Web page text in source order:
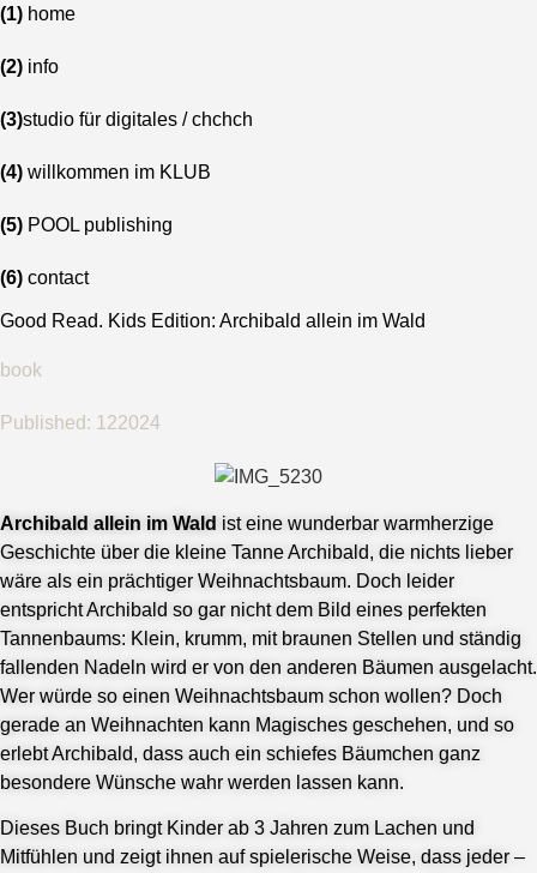
Skip
content
(1) home
(2) info
(3)studio für digitales / chchch
(4) willkommen im KLUB
(5) POOL publishing
(6) contact
Good Read. Kids Edition: Archibald allein im Wald
book
Published: 122024
Archibald allein im Wald ist eine wunderbar warmherzige
Geschichte über die kleine Tanne Archibald, die nichts lieber
wäre als ein prächtiger Weihnachtsbaum. Doch leider
entspricht Archibald so gar nicht dem Bild eines perfekten
Tannenbaums: Klein, krumm, mit braunen Stellen und ständig
fallenden Nadeln wird er von den anderen Bäumen ausgelacht.
Wer würde so einen Weihnachtsbaum schon wollen? Doch
gerade an Weihnachten kann Magisches geschehen, und so
erlebt Archibald, dass auch ein schiefes Bäumchen ganz
besondere Wünsche wahr werden lassen kann.
Dieses Buch bringt Kinder ab 3 Jahren zum Lachen und
Mitfühlen und zeigt ihnen auf spielerische Weise, dass jeder –